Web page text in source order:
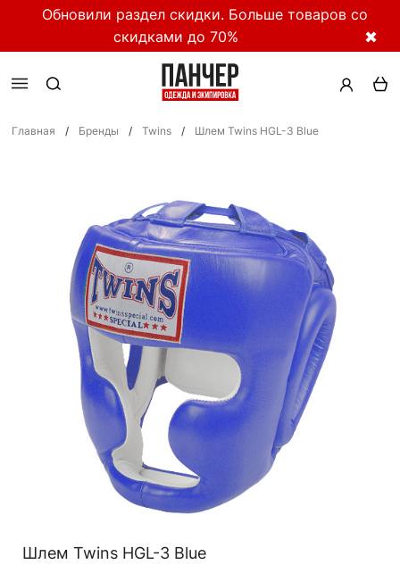
Обновили раздел скидки. Больше товаров со
скидками до 70%
✖
Главная / Бренды / Twins / Шлем Twins HGL-3 Blue
Шлем Twins HGL-3 Blue